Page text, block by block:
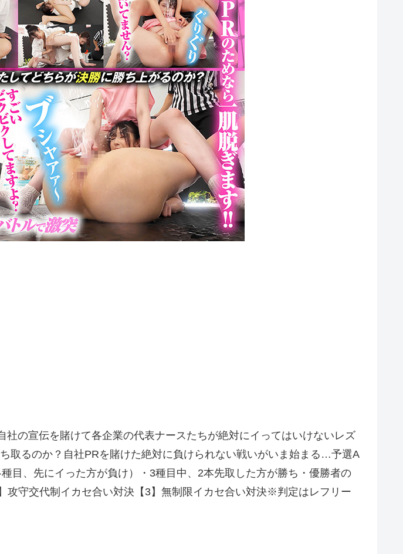
の宣伝を賭けて各企業の代表ナースたちが絶対にイってはいけないレズ
取るのか？自社PRを賭けた絶対に負けられない戦いがいま始まる…予選A
目、先にイった方が負け）・3種目中、2本先取した方が勝ち・優勝者の
守交代制イカセ合い対決【3】無制限イカセ合い対決※判定はレフリー